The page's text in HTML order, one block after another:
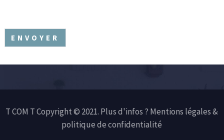
T COM T Copyright © 2021. Plus d'infos ? Mentions légales &
politique de confidentialité